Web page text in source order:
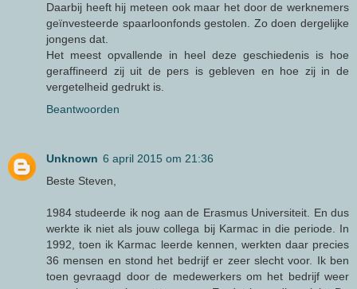
Daarbij heeft hij meteen ook maar het door de werknemers
geïnvesteerde spaarloonfonds gestolen. Zo doen dergelijke
jongens dat.
Het meest opvallende in heel deze geschiedenis is hoe
geraffineerd zij uit de pers is gebleven en hoe zij in de
vergetelheid gedrukt is.
Beantwoorden
Unknown 6 april 2015 om 21:36
Beste Steven,
1984 studeerde ik nog aan de Erasmus Universiteit. En dus
werkte ik niet als jouw collega bij Karmac in die periode. In
1992, toen ik Karmac leerde kennen, werkten daar precies
36 mensen en stond het bedrijf er zeer slecht voor. Ik ben
toen gevraagd door de medewerkers om het bedrijf weer